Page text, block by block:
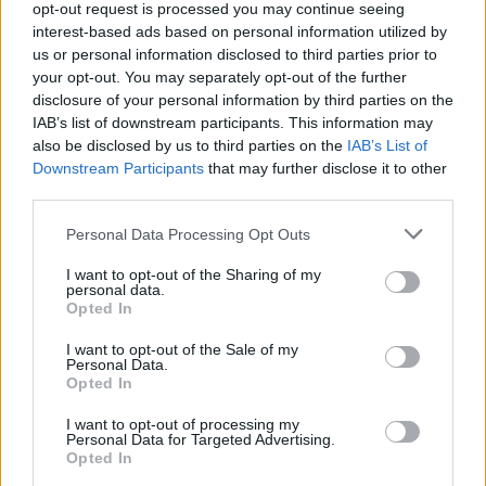
opt-out request is processed you may continue seeing
interest-based ads based on personal information utilized by
us or personal information disclosed to third parties prior to
your opt-out. You may separately opt-out of the further
disclosure of your personal information by third parties on the
IAB’s list of downstream participants. This information may
also be disclosed by us to third parties on the IAB’s List of
Downstream Participants that may further disclose it to other
Personal Data Processing Opt Outs
I want to opt-out of the Sharing of my
personal data.
Opted In
I want to opt-out of the Sale of my
Personal Data.
Opted In
I want to opt-out of processing my
Personal Data for Targeted Advertising.
Opted In
Ankaraja u kërkon
Moskës dhe Kievit
armëpushim në Detin e Zi
Përfundon pas 4 orësh
protesta kundër klasës
politike: “Nesër më
shumë!”
Dita e nëntë e protestës
në Divjakë, banorët djegin
teserat e PS-së dhe
kundërshtojnë bashkimin
me Lushnjën
Protestuesit vijojnë
marshimin pa u ndalur:
partisë!
të fundit